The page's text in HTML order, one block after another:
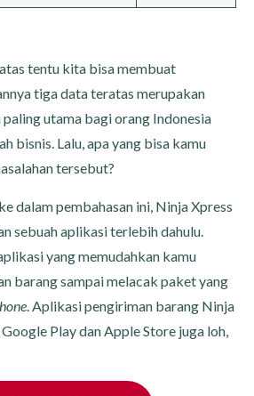
tentu kita bisa membuat
tiga data teratas merupakan
utama bagi orang Indonesia
bisnis. Lalu, apa yang bisa kamu
tersebut?
dalam pembahasan ini, Ninja Xpress
sebuah aplikasi terlebih dahulu.
yang memudahkan kamu
barang sampai melacak paket yang
. Aplikasi pengiriman barang Ninja
Play dan Apple Store juga loh,